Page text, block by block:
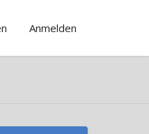
Anmelden